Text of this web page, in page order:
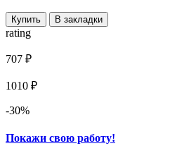
Купить В закладки
rating
707 ₽
1010 ₽
-30%
Покажи свою работу!